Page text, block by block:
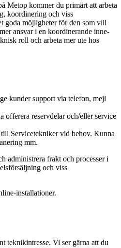
Metop kommer du primärt att arbeta
koordinering och viss
goda möjligheter för den som vill
ansvar i en koordinerande inne-
roll och arbeta mer ute hos
kunder support via telefon, mejl
offerera reservdelar och/eller service
Servicetekniker vid behov. Kunna
mm.
administrera frakt och processer i
och viss
installationer.
teknikintresse. Vi ser gärna att du